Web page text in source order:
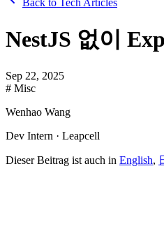
Back to Tech Articles
NestJS 없이
Sep 22, 2025
# Misc
Wenhao Wang
Dev Intern · Leapcell
Dieser Beitrag ist auch in English,